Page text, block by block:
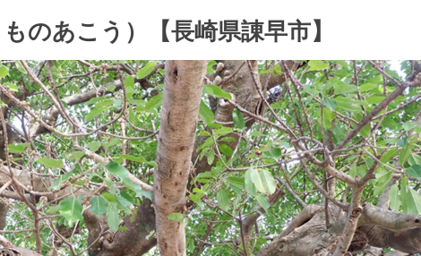
のあこう）【長崎県諌早市】